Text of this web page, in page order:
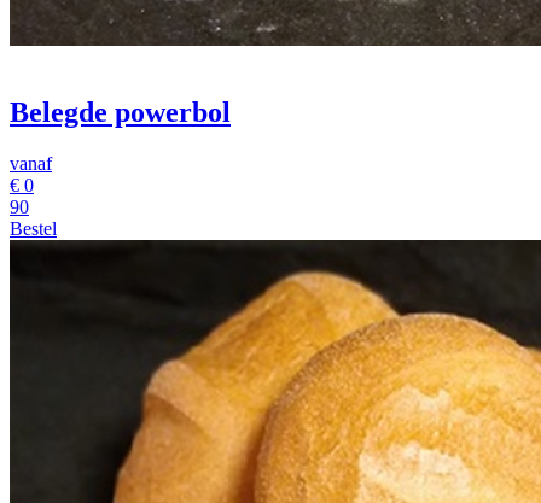
Belegde powerbol
vanaf
€ 0
90
Bestel